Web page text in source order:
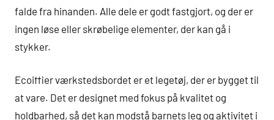
falde fra hinanden. Alle dele er godt fastgjort, og der er
ingen løse eller skrøbelige elementer, der kan gå i
stykker.
Ecoiffier værkstedsbordet er et legetøj, der er bygget til
at vare. Det er designet med fokus på kvalitet og
holdbarhed, så det kan modstå barnets leg og aktivitet i